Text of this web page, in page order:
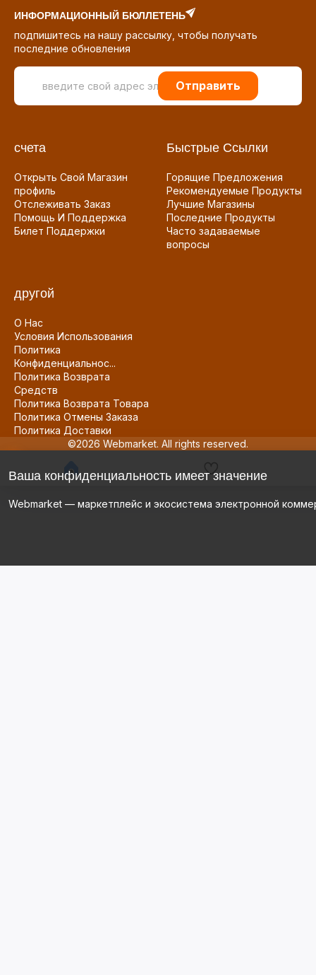
ИНФОРМАЦИОННЫЙ БЮЛЛЕТЕНЬ
подпишитесь на нашу рассылку, чтобы получать
последние обновления
Отправить
счета
Открыть Свой Магазин
профиль
Отслеживать Заказ
Помощь И Поддержка
Билет Поддержки
Быстрые Ссылки
Горящие Предложения
Рекомендуемые Продукты
Лучшие Магазины
Последние Продукты
Часто задаваемые
вопросы
другой
О Нас
Условия Использования
Политика
Конфиденциальнос...
Политика Возврата
Средств
Политика Возврата Товара
Политика Отмены Заказа
Политика Доставки
©2026 Webmarket. All rights reserved.
Ваша конфиденциальность имеет значение
Webmarket — маркетплейс и экосистема электронной